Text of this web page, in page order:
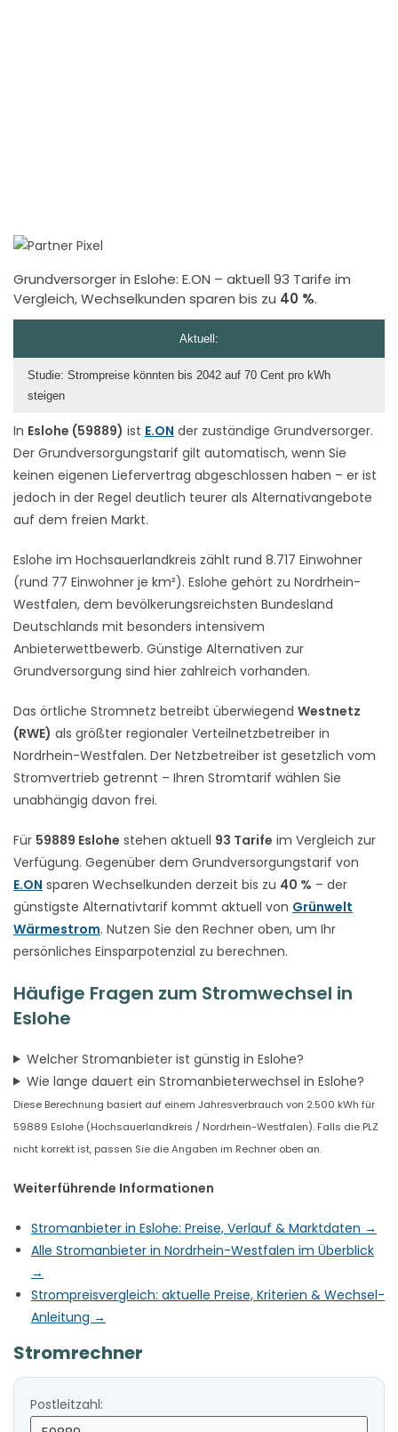
Grundversorger in Eslohe: E.ON – aktuell 93 Tarife im
Vergleich, Wechselkunden sparen bis zu 40 %.
In Eslohe (59889) ist E.ON der zuständige Grundversorger.
Der Grundversorgungstarif gilt automatisch, wenn Sie
keinen eigenen Liefervertrag abgeschlossen haben – er ist
jedoch in der Regel deutlich teurer als Alternativangebote
auf dem freien Markt.
Eslohe im Hochsauerlandkreis zählt rund 8.717 Einwohner
(rund 77 Einwohner je km²). Eslohe gehört zu Nordrhein-
Westfalen, dem bevölkerungsreichsten Bundesland
Deutschlands mit besonders intensivem
Anbieterwettbewerb. Günstige Alternativen zur
Grundversorgung sind hier zahlreich vorhanden.
Das örtliche Stromnetz betreibt überwiegend Westnetz
(RWE) als größter regionaler Verteilnetzbetreiber in
Nordrhein-Westfalen. Der Netzbetreiber ist gesetzlich vom
Stromvertrieb getrennt – Ihren Stromtarif wählen Sie
unabhängig davon frei.
Für 59889 Eslohe stehen aktuell 93 Tarife im Vergleich zur
Verfügung. Gegenüber dem Grundversorgungstarif von
E.ON sparen Wechselkunden derzeit bis zu 40 % – der
günstigste Alternativtarif kommt aktuell von Grünwelt
Wärmestrom. Nutzen Sie den Rechner oben, um Ihr
persönliches Einsparpotenzial zu berechnen.
Häufige Fragen zum Stromwechsel in
Eslohe
Welcher Stromanbieter ist günstig in Eslohe?
Wie lange dauert ein Stromanbieterwechsel in Eslohe?
Diese Berechnung basiert auf einem Jahresverbrauch von 2.500 kWh für
59889 Eslohe (Hochsauerlandkreis / Nordrhein-Westfalen). Falls die PLZ
nicht korrekt ist, passen Sie die Angaben im Rechner oben an.
Weiterführende Informationen
Stromanbieter in Eslohe: Preise, Verlauf & Marktdaten →
Alle Stromanbieter in Nordrhein-Westfalen im Überblick
→
Strompreisvergleich: aktuelle Preise, Kriterien & Wechsel-
Anleitung →
Aktuell:
Studie: Strompreise könnten bis 2042 auf 70 Cent pro kWh
steigen
Stromrechner
Postleitzahl: